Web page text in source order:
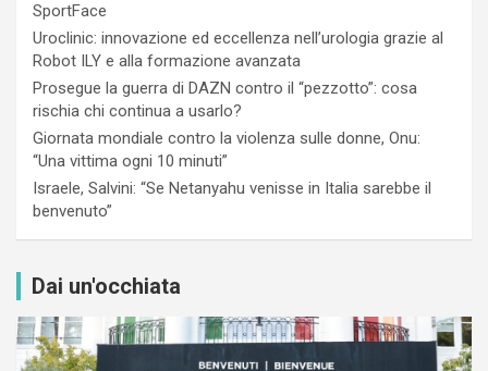
SportFace
Uroclinic: innovazione ed eccellenza nell’urologia grazie al
Robot ILY e alla formazione avanzata
Prosegue la guerra di DAZN contro il “pezzotto”: cosa
rischia chi continua a usarlo?
Giornata mondiale contro la violenza sulle donne, Onu:
“Una vittima ogni 10 minuti”
Israele, Salvini: “Se Netanyahu venisse in Italia sarebbe il
benvenuto”
Dai un'occhiata